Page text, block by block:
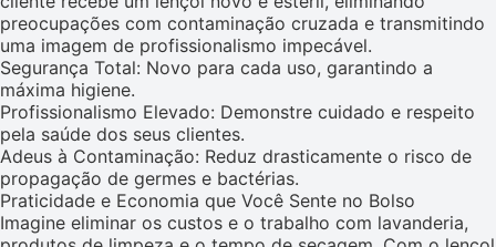
preocupações com contaminação cruzada e transmitindo
uma imagem de profissionalismo impecável.
Segurança Total: Novo para cada uso, garantindo a
máxima higiene.
Profissionalismo Elevado: Demonstre cuidado e respeito
pela saúde dos seus clientes.
Adeus à Contaminação: Reduz drasticamente o risco de
propagação de germes e bactérias.
Praticidade e Economia que Você Sente no Bolso
Imagine eliminar os custos e o trabalho com lavanderia,